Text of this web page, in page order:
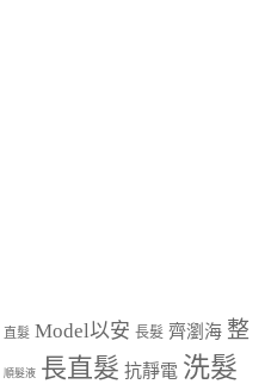
直髮 Model以安 長髮 齊瀏海 整
順髮液 長直髮 抗靜電 洗髮